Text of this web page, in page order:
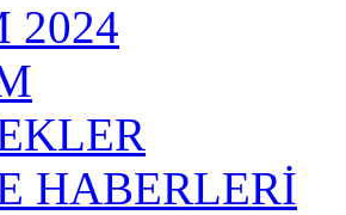
2024
HABERLERİ